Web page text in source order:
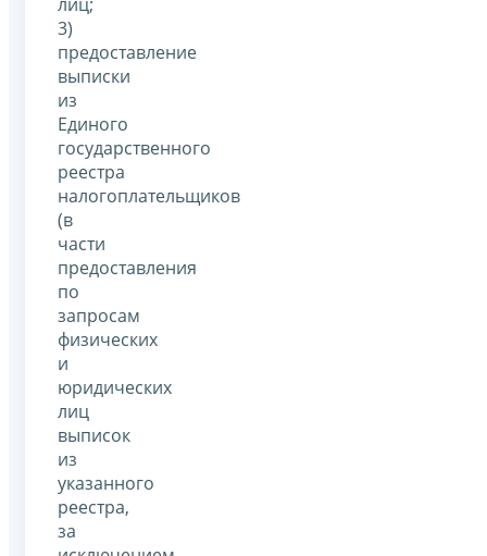
3)
предоставление
выписки
из
Единого
государственного
реестра
налогоплательщиков
(в
части
предоставления
по
запросам
физических
и
юридических
лиц
выписок
из
указанного
реестра,
за